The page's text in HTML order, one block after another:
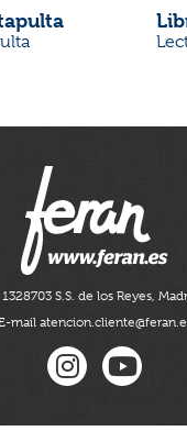
28703 S.S. de los Reyes,
mail